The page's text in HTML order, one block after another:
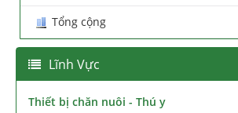
Tổng cộng
Lĩnh Vực
Thiết bị chăn nuôi - Thú y